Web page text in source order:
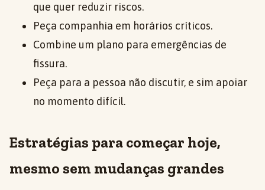
que quer reduzir riscos.
Peça companhia em horários críticos.
Combine um plano para emergências de
fissura.
Peça para a pessoa não discutir, e sim apoiar
no momento difícil.
Estratégias para começar hoje,
mesmo sem mudanças grandes